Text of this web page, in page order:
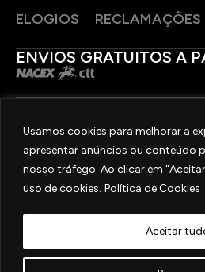
Usamos cookies para melhorar a
apresentar anúncios ou conteúdo
nosso tráfego. Ao clicar em
uso de cookies. Política de Cookies
Aceitar
ELOGIOS
RECLAMAÇÕES
ENVIOS GRATUITOS A
SIGA-NOS
2025 © OURIVESARIA FRADIZELA